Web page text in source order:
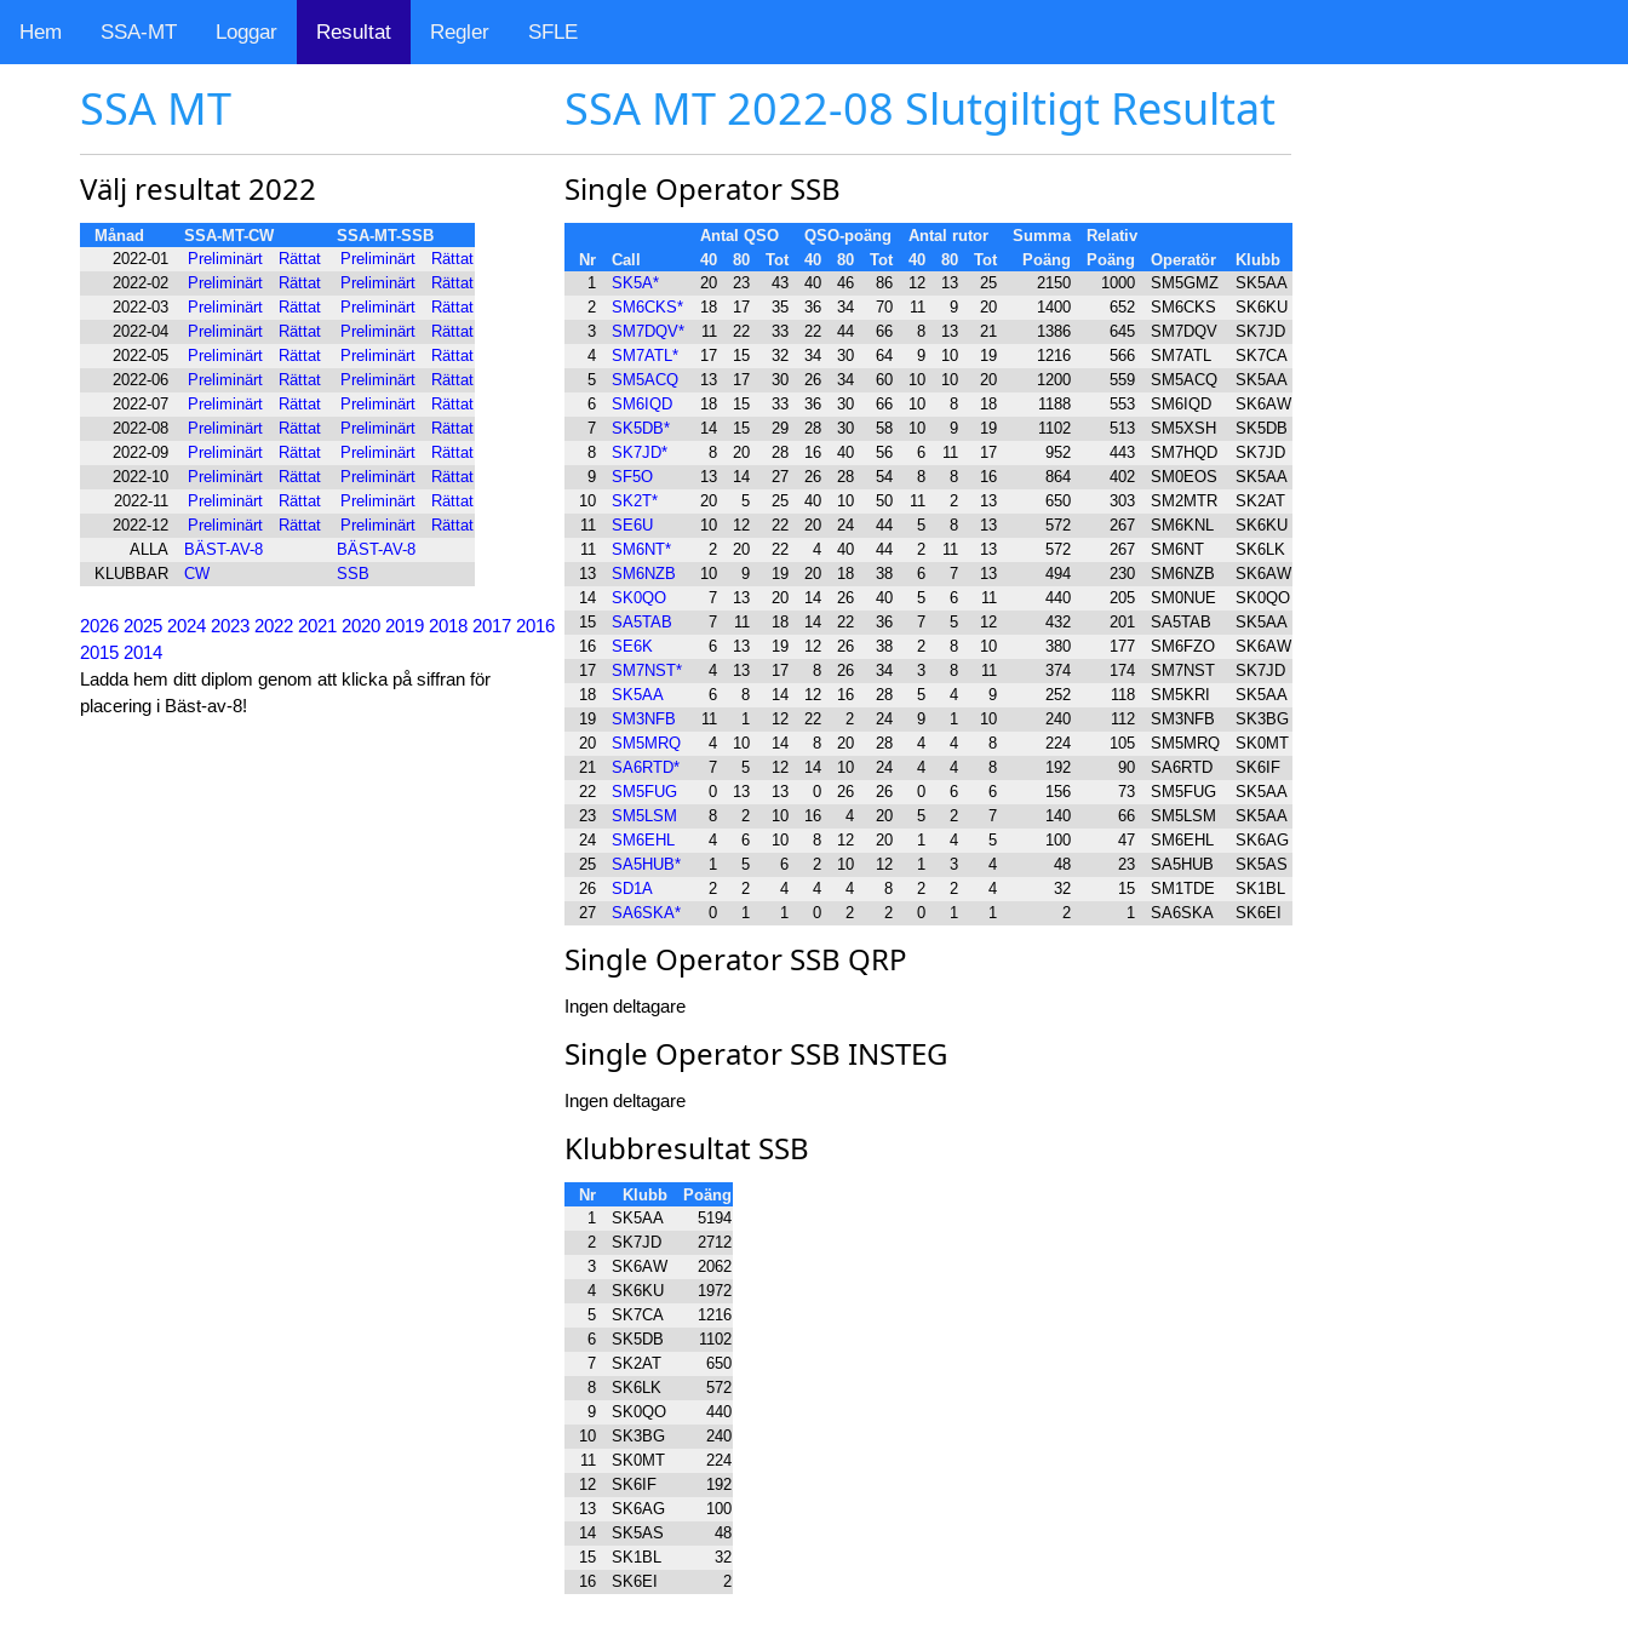
Hem SSA-MT Loggar Resultat Regler SFLE
SSA MT
Välj resultat 2022
Månad SSA-MT-CW
SSA-MT-SSB
2022-01
Preliminärt Rättat Preliminärt
Rättat
2022-02
Preliminärt Rättat Preliminärt
Rättat
2022-03
Preliminärt Rättat Preliminärt
Rättat
2022-04
Preliminärt Rättat Preliminärt
Rättat
2022-05
Preliminärt Rättat Preliminärt
Rättat
2022-06
Preliminärt Rättat Preliminärt
Rättat
2022-07
Preliminärt Rättat Preliminärt
Rättat
2022-08
Preliminärt Rättat Preliminärt
Rättat
2022-09
Preliminärt Rättat Preliminärt
Rättat
2022-10
Preliminärt Rättat Preliminärt
Rättat
2022-11
Preliminärt Rättat Preliminärt
Rättat
2022-12
Preliminärt Rättat Preliminärt
Rättat
ALLA
BÄST-AV-8
BÄST-AV-8
KLUBBAR
CW SSB
2026 2025 2024 2023 2022 2021 2020 2019 2018 2017 2016
2015 2014
Ladda hem ditt diplom genom att klicka på siffran för
placering i Bäst-av-8!
SSA MT 2022-08 Slutgiltigt Resultat
Single Operator SSB
Antal QSO QSO-poäng Antal rutor Summa
Relativ
Nr
Call 40 80 Tot 40 80 Tot 40 80 Tot Poäng Poäng Operatör
Klubb
1
SK5A* 20 23 43 40 46 86 12 13 25 2150 1000 SM5GMZ
SK5AA
2
SM6CKS* 18 17 35 36 34 70 11 9 20 1400 652 SM6CKS
SK6KU
3
SM7DQV* 11 22 33 22 44 66 8 13 21 1386 645 SM7DQV
SK7JD
4
SM7ATL* 17 15 32 34 30 64 9 10 19 1216 566 SM7ATL
SK7CA
5
SM5ACQ 13 17 30 26 34 60 10 10 20 1200 559 SM5ACQ
SK5AA
6
SM6IQD 18 15 33 36 30 66 10 8 18 1188 553 SM6IQD
SK6AW
7
SK5DB* 14 15 29 28 30 58 10 9 19 1102 513 SM5XSH
SK5DB
8
SK7JD* 8 20 28 16 40 56 6 11 17 952 443 SM7HQD
SK7JD
9
SF5O 13 14 27 26 28 54 8 8 16 864 402 SM0EOS
SK5AA
10
SK2T* 20 5 25 40 10 50 11 2 13 650 303 SM2MTR
SK2AT
11
SE6U 10 12 22 20 24 44 5 8 13 572 267 SM6KNL
SK6KU
11
SM6NT* 2 20 22 4 40 44 2 11 13 572 267 SM6NT
SK6LK
13
SM6NZB 10 9 19 20 18 38 6 7 13 494 230 SM6NZB
SK6AW
14
SK0QO 7 13 20 14 26 40 5 6 11 440 205 SM0NUE
SK0QO
15
SA5TAB 7 11 18 14 22 36 7 5 12 432 201 SA5TAB
SK5AA
16
SE6K 6 13 19 12 26 38 2 8 10 380 177 SM6FZO
SK6AW
17
SM7NST* 4 13 17 8 26 34 3 8 11 374 174 SM7NST
SK7JD
18
SK5AA 6 8 14 12 16 28 5 4 9 252 118 SM5KRI
SK5AA
19
SM3NFB 11 1 12 22 2 24 9 1 10 240 112 SM3NFB
SK3BG
20
SM5MRQ 4 10 14 8 20 28 4 4 8 224 105 SM5MRQ
SK0MT
21
SA6RTD* 7 5 12 14 10 24 4 4 8 192 90 SA6RTD
SK6IF
22
SM5FUG 0 13 13 0 26 26 0 6 6 156 73 SM5FUG
SK5AA
23
SM5LSM 8 2 10 16 4 20 5 2 7 140 66 SM5LSM
SK5AA
24
SM6EHL 4 6 10 8 12 20 1 4 5 100 47 SM6EHL
SK6AG
25
SA5HUB* 1 5 6 2 10 12 1 3 4 48 23 SA5HUB
SK5AS
26
SD1A 2 2 4 4 4 8 2 2 4 32 15 SM1TDE
SK1BL
27
SA6SKA* 0 1 1 0 2 2 0 1 1 2 1 SA6SKA SK6EI
Single Operator SSB QRP
Ingen deltagare
Single Operator SSB INSTEG
Ingen deltagare
Klubbresultat SSB
Nr Klubb
Poäng
1
SK5AA
5194
2
SK7JD
2712
3
SK6AW
2062
4
SK6KU
1972
5
SK7CA
1216
6
SK5DB
1102
7
SK2AT
650
8
SK6LK
572
9
SK0QO
440
10
SK3BG
240
11
SK0MT
224
12
SK6IF
192
13
SK6AG
100
14
SK5AS
48
15
SK1BL
32
16
SK6EI 2